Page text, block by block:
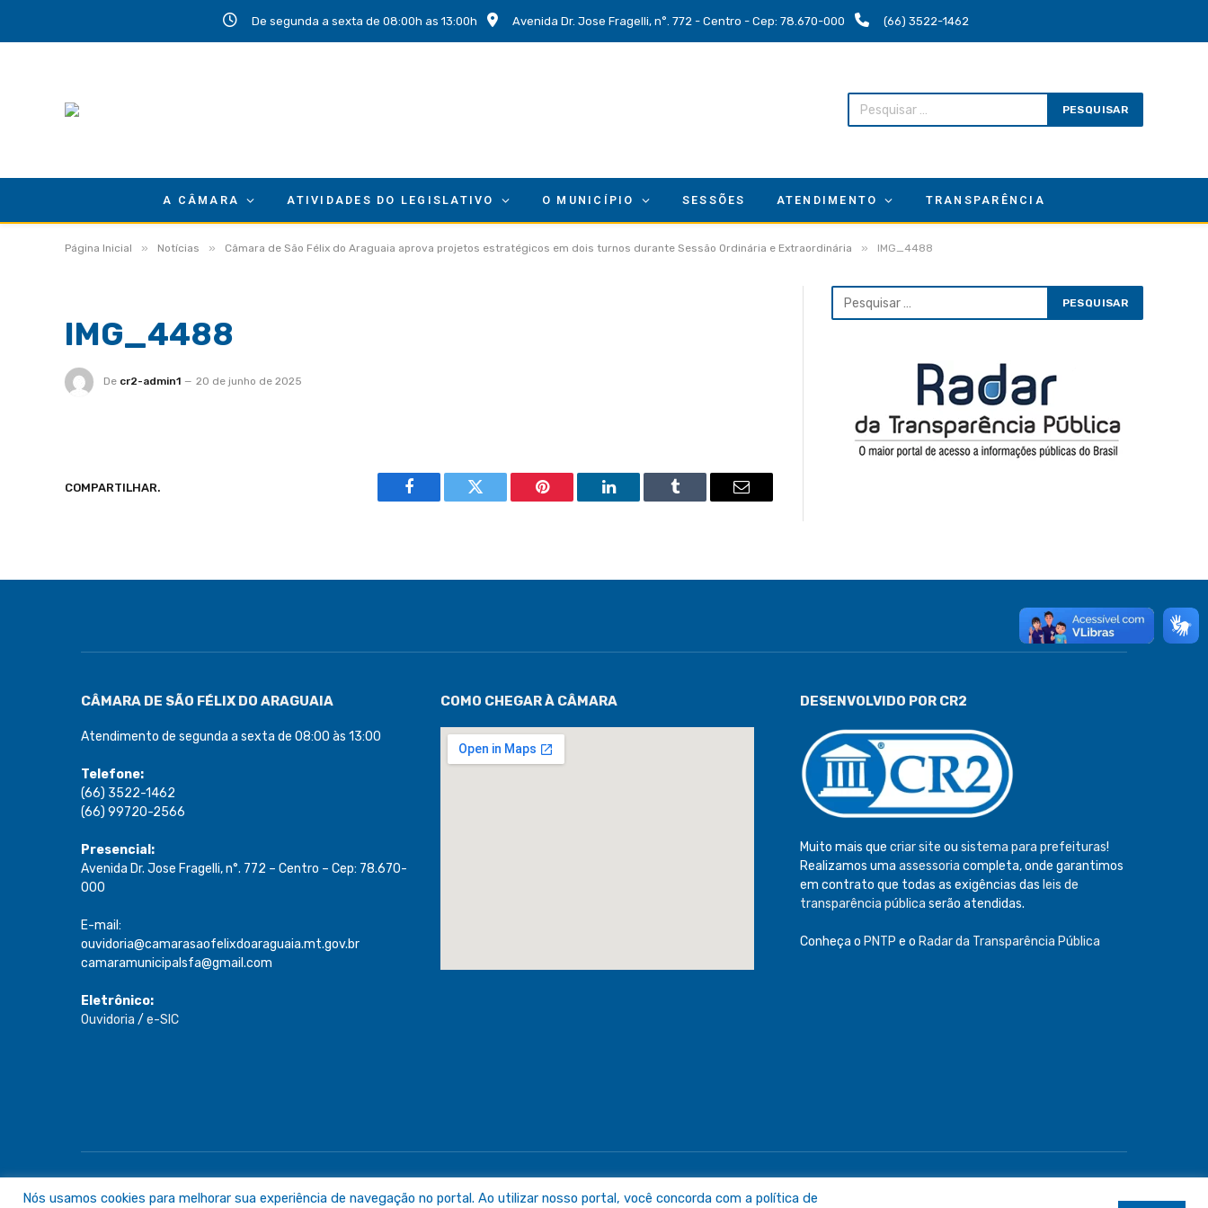
De segunda a sexta de 08:00h as 13:00h Avenida Dr. Jose Fragelli, n°. 772 - Centro - Cep: 78.670-000 (66) 3522-1462
A CÂMARA ATIVIDADES DO LEGISLATIVO O MUNICÍPIO SESSÕES ATENDIMENTO TRANSPARÊNCIA
Página Inicial » Notícias » Câmara de São Félix do Araguaia aprova projetos estratégicos em dois turnos durante Sessão Ordinária e Extraordinária » IMG_4488
IMG_4488
De cr2-admin1 20 de junho de 2025
COMPARTILHAR.
Facebook Twitter Pinterest LinkedIn Tumblr Email
CÂMARA DE SÃO FÉLIX DO ARAGUAIA
Atendimento de segunda a sexta de 08:00 às 13:00
Telefone:
(66) 3522-1462
(66) 99720-2566
Presencial:
Avenida Dr. Jose Fragelli, n°. 772 – Centro – Cep: 78.670-
000
E-mail:
ouvidoria@camarasaofelixdoaraguaia.mt.gov.br
camaramunicipalsfa@gmail.com
Eletrônico:
Ouvidoria / e-SIC
COMO CHEGAR À CÂMARA DESENVOLVIDO POR CR2
Muito mais que criar site ou sistema para prefeituras!
Realizamos uma assessoria completa, onde garantimos
em contrato que todas as exigências das leis de
transparência pública serão atendidas.
Conheça o PNTP e o Radar da Transparência Pública
Nós usamos cookies para melhorar sua experiência de navegação no portal. Ao utilizar nosso portal, você concorda com a política de